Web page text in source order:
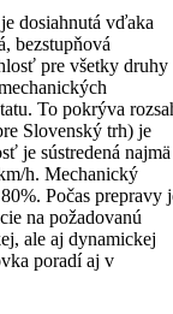
dosiahnutá vďaka
bezstupňová
pre všetky druhy
To pokrýva
Slovenský trh) je
je sústredená najmä
h. Mechanický
Počas prepravy
na požadovanú
ale aj dynamickej
poradí aj v